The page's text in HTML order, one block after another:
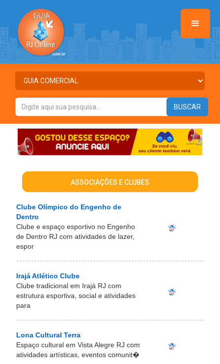
ASSOCIAÇÕES E CLUBES
Clube Olímpico do Engenho de
Dentro
Clube e espaço esportivo no Engenho
de Dentro RJ com atividades de lazer,
espor
Irajá Atlético Clube
Clube tradicional em Irajá RJ com
estrutura esportiva, social e atividades
para
Lona Cultural Terra
Espaço cultural em Vista Alegre RJ com
atividades artísticas, eventos comunit�